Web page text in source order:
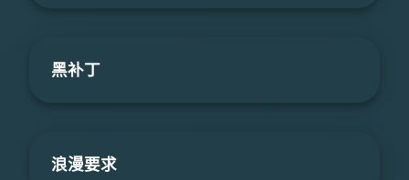
黑补丁
浪漫要求